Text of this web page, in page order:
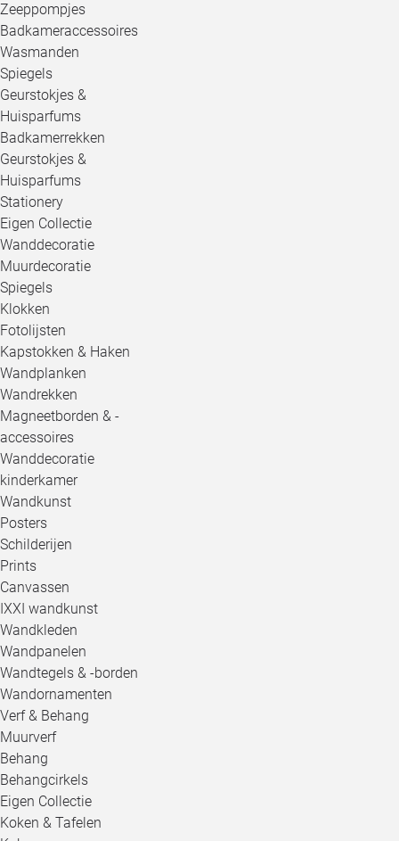
Zeeppompjes
Badkameraccessoires
Wasmanden
Spiegels
Geurstokjes &
Huisparfums
Badkamerrekken
Geurstokjes &
Huisparfums
Stationery
Eigen Collectie
Wanddecoratie
Muurdecoratie
Spiegels
Klokken
Fotolijsten
Kapstokken & Haken
Wandplanken
Wandrekken
Magneetborden & -
accessoires
Wanddecoratie
kinderkamer
Wandkunst
Posters
Schilderijen
Prints
Canvassen
IXXI wandkunst
Wandkleden
Wandpanelen
Wandtegels & -borden
Wandornamenten
Verf & Behang
Muurverf
Behang
Behangcirkels
Eigen Collectie
Koken & Tafelen